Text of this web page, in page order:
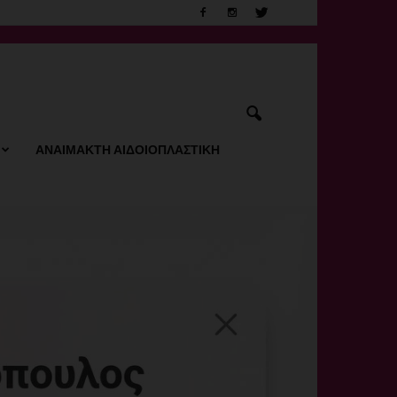
ΑΝΑΙΜΑΚΤΗ ΑΙΔΟΙΟΠΛΑΣΤΙΚΗ